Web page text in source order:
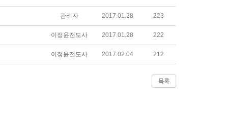
관리자 2017.01.28 223
이정윤전도사 2017.01.28 222
이정윤전도사 2017.02.04 212
목록